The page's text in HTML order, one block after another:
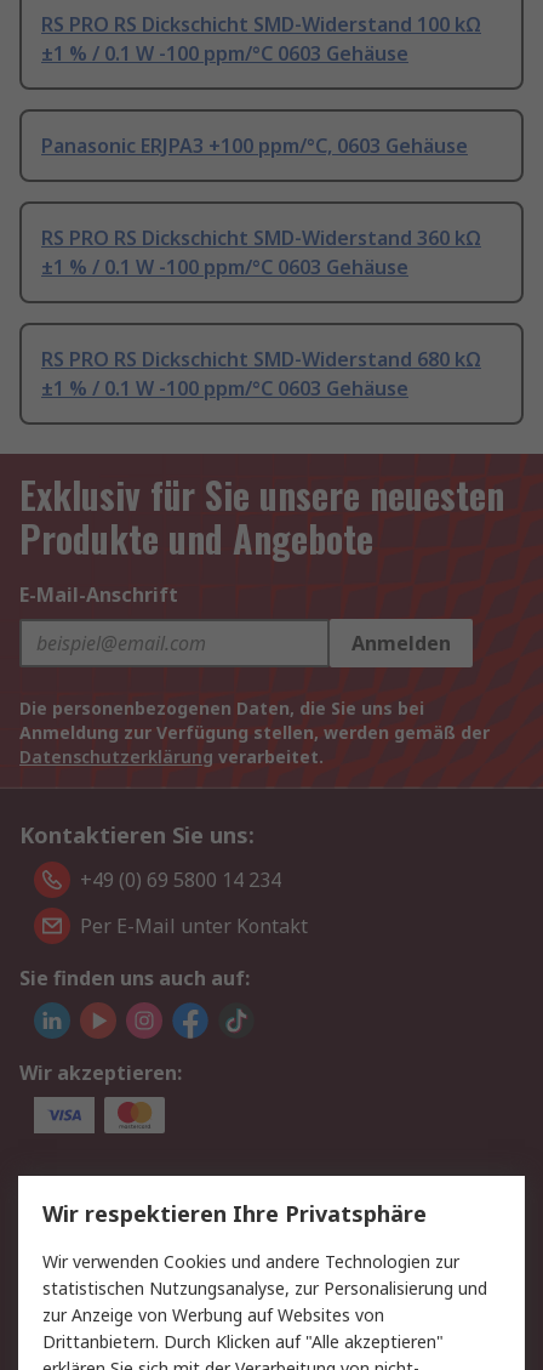
RS PRO RS Dickschicht SMD-Widerstand 100 kΩ
±1 % / 0.1 W -100 ppm/°C 0603 Gehäuse
Panasonic ERJPA3 +100 ppm/°C, 0603 Gehäuse
RS PRO RS Dickschicht SMD-Widerstand 360 kΩ
±1 % / 0.1 W -100 ppm/°C 0603 Gehäuse
RS PRO RS Dickschicht SMD-Widerstand 680 kΩ
±1 % / 0.1 W -100 ppm/°C 0603 Gehäuse
Exklusiv für Sie unsere neuesten
Produkte und Angebote
E-Mail-Anschrift
Anmelden
Die personenbezogenen Daten, die Sie uns bei
Anmeldung zur Verfügung stellen, werden gemäß der
Datenschutzerklärung verarbeitet.
Kontaktieren Sie uns:
+49 (0) 69 5800 14 234
Per E-Mail unter Kontakt
Sie finden uns auch auf:
Wir akzeptieren:
Service
Value Added Services
Lieferlösungen
Rücksendungen
Kontakt
Hilfe
Privatkunden
Rechtliches
Wir respektieren Ihre Privatsphäre
Wir verwenden Cookies und andere Technologien zur
statistischen Nutzungsanalyse, zur Personalisierung und
zur Anzeige von Werbung auf Websites von
Drittanbietern. Durch Klicken auf "Alle akzeptieren"